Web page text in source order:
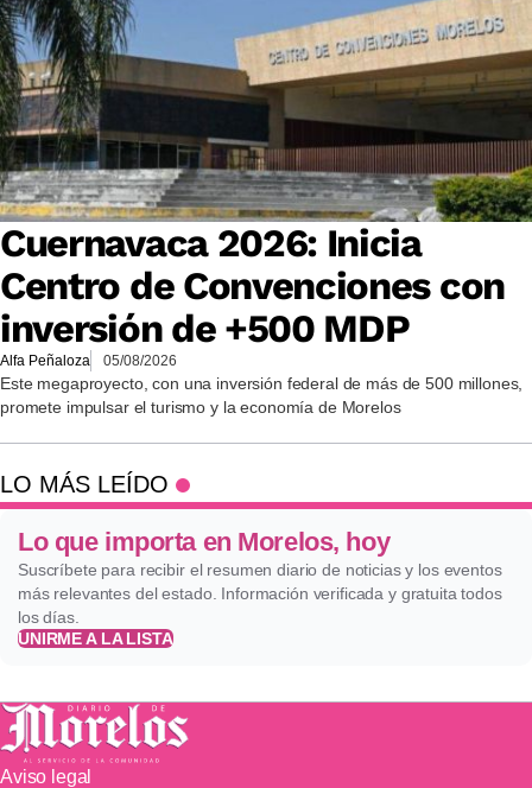
Cuernavaca 2026: Inicia
Centro de Convenciones con
inversión de +500 MDP
Alfa Peñaloza 05/08/2026
Este megaproyecto, con una inversión federal de más de 500 millones,
promete impulsar el turismo y la economía de Morelos
LO MÁS LEÍDO
Lo que importa en Morelos, hoy
Suscríbete para recibir el resumen diario de noticias y los eventos
más relevantes del estado. Información verificada y gratuita todos
los días.
UNIRME A LA LISTA
Aviso legal